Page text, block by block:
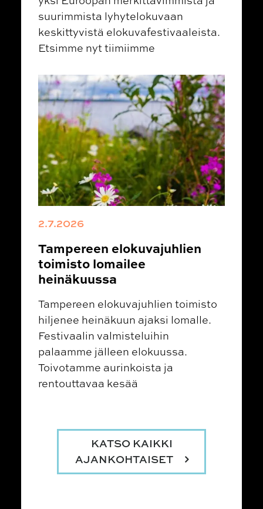
suurimmista lyhytelokuvaan
keskittyvistä elokuvafestivaaleista.
Etsimme nyt tiimiimme
2.7.2026
Tampereen elokuvajuhlien
toimisto lomailee
heinäkuussa
Tampereen elokuvajuhlien toimisto
hiljenee heinäkuun ajaksi lomalle.
Festivaalin valmisteluihin
palaamme jälleen elokuussa.
Toivotamme aurinkoista ja
rentouttavaa kesää
KATSO KAIKKI
AJANKOHTAISET